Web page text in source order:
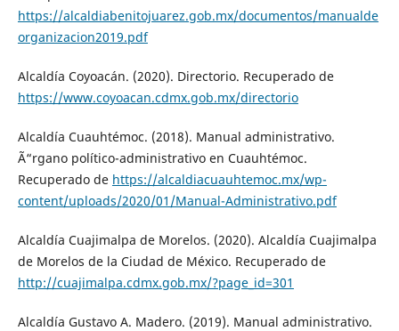
https://alcaldiabenitojuarez.gob.mx/documentos/manualde
organizacion2019.pdf
Alcaldía Coyoacán. (2020). Directorio. Recuperado de
https://www.coyoacan.cdmx.gob.mx/directorio
Alcaldía Cuauhtémoc. (2018). Manual administrativo.
Ã“rgano político-administrativo en Cuauhtémoc.
Recuperado de https://alcaldiacuauhtemoc.mx/wp-
content/uploads/2020/01/Manual-Administrativo.pdf
Alcaldía Cuajimalpa de Morelos. (2020). Alcaldía Cuajimalpa
de Morelos de la Ciudad de México. Recuperado de
http://cuajimalpa.cdmx.gob.mx/?page_id=301
Alcaldía Gustavo A. Madero. (2019). Manual administrativo.